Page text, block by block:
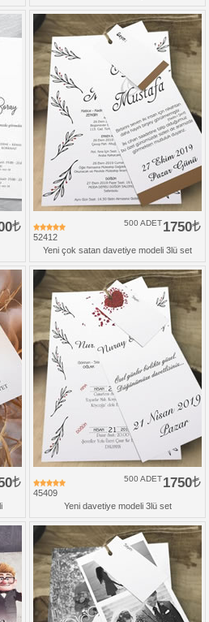
52412
1750
500 ADET
Yeni çok satan davetiye modeli 3lü set
45409
1750
500 ADET
Yeni davetiye modeli 3lü set